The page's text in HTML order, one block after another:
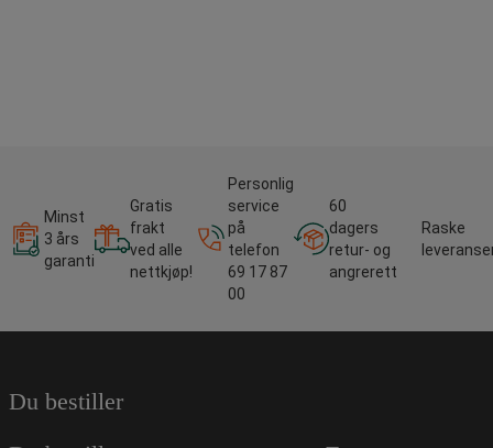
Minst
3 års
garanti
Gratis
frakt
ved alle
nettkjøp!
Personlig
service
på
telefon
69 17 87
00
60
dagers
retur- og
angrerett
Raske
Du bestiller